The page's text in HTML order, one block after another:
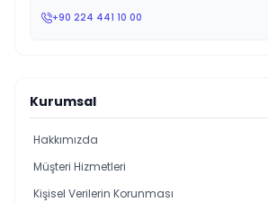
+90 224 441 10 00
Kurumsal
Hakkımızda
Müşteri Hizmetleri
Kişisel Verilerin Korunması